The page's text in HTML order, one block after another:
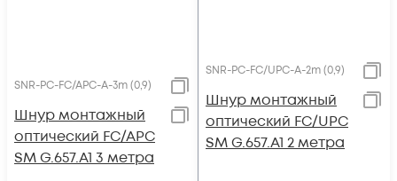
SNR-PC-FC/APC-A-3m (0,9)
Шнур монтажный
оптический FC/APC
SM G.657.A1 3 метра
SNR-PC-FC/UPC-A-2m (0,9)
Шнур монтажный
оптический FC/UPC
SM G.657.A1 2 метра